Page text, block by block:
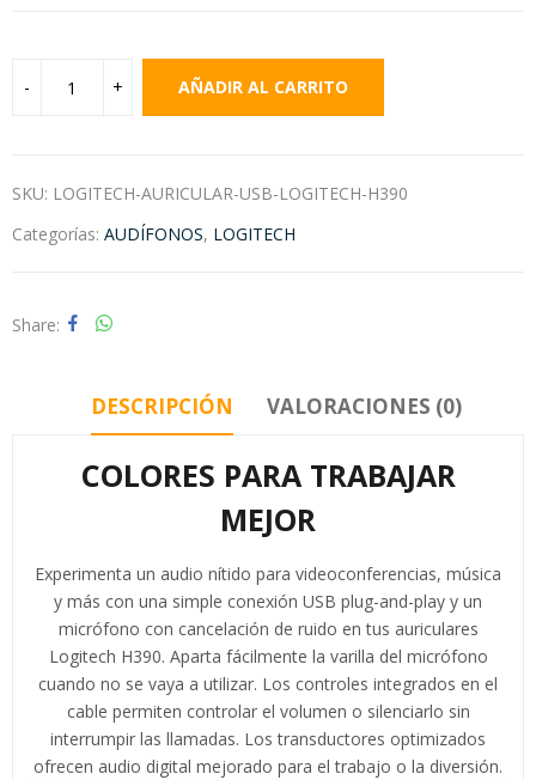
AÑADIR AL CARRITO
SKU: LOGITECH-AURICULAR-USB-LOGITECH-H390
Categorías: AUDÍFONOS, LOGITECH
Share
DESCRIPCIÓN VALORACIONES (0)
COLORES PARA TRABAJAR
MEJOR
Experimenta un audio nítido para videoconferencias, música
y más con una simple conexión USB plug-and-play y un
micrófono con cancelación de ruido en tus auriculares
Logitech H390. Aparta fácilmente la varilla del micrófono
cuando no se vaya a utilizar. Los controles integrados en el
cable permiten controlar el volumen o silenciarlo sin
interrumpir las llamadas. Los transductores optimizados
ofrecen audio digital mejorado para el trabajo o la diversión.